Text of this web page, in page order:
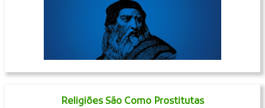
Religiões São Como Prostitutas